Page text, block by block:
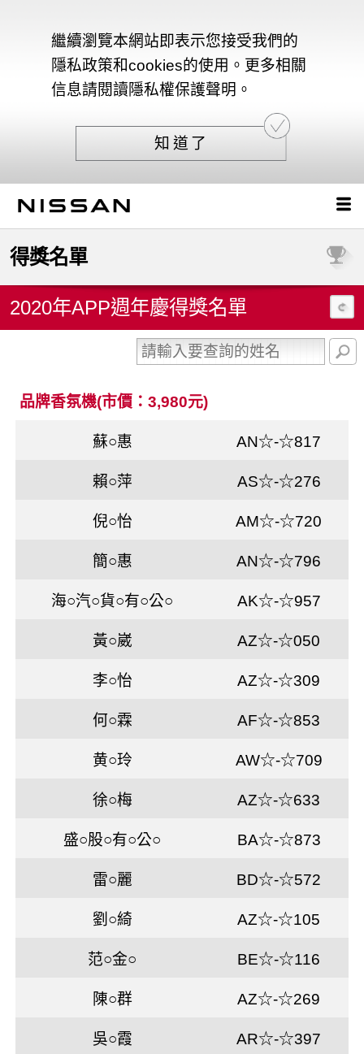
繼續瀏覽本網站即表示您接受我們的
隱私政策和cookies的使用。更多相關
信息請閱讀隱私權保護聲明。
知道了
得獎名單
2020年APP週年慶得獎名單
品牌香氛機(市價：3,980元)
蘇○惠 AN☆-☆817
賴○萍 AS☆-☆276
倪○怡 AM☆-☆720
簡○惠 AN☆-☆796
海○汽○貨○有○公○ AK☆-☆957
黃○崴 AZ☆-☆050
李○怡 AZ☆-☆309
何○霖 AF☆-☆853
黄○玲 AW☆-☆709
徐○梅 AZ☆-☆633
盛○股○有○公○ BA☆-☆873
雷○麗 BD☆-☆572
劉○綺 AZ☆-☆105
范○金○ BE☆-☆116
陳○群 AZ☆-☆269
吳○霞 AR☆-☆397